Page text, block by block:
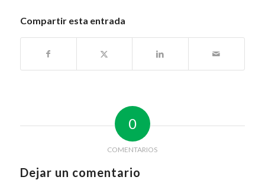
Compartir esta entrada
0
COMENTARIOS
Dejar un comentario